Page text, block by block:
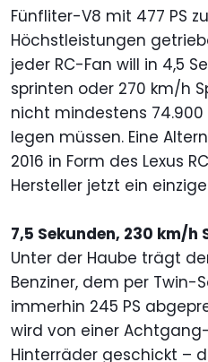
Fünfliter-V8 mit 477 PS
Höchstleistungen
jeder RC-Fan will in 4,5
sprinten oder 270 km/h
nicht mindestens 74.900
legen müssen. Eine
2016 in Form des Lexus
Hersteller jetzt ein
7,5 Sekunden, 230 km/h
Unter der Haube trägt
Benziner, dem per Twin-
immerhin 245 PS
wird von einer
Hinterräder geschickt –